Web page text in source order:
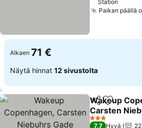
Station
Paikan päällä
Alkaen 71 €
Näytä hinnat 12 sivustolta
Jaa Lisää
Wakeup
Carsten
3 Tähtiluokitus
7,7 Hyvä